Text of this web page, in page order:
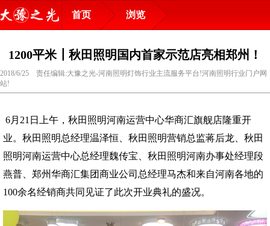
首页 浏览
1200平米┃秋田照明国内首家示范店亮相郑州！
2018/6/25 责任编辑:大豫之光-河南照明灯饰行业主流服务平台!河南照明行业门户网
站!
6月21日上午，秋田照明河南运营中心华商汇旗舰店隆重开
业。秋田照明总经理温泽恒、秋田照明营销总监蒋后龙、秋田
照明河南运营中心总经理魏传宝、秋田照明河南办事处经理段
燕普、郑州华商汇集团商业公司总经理马杰和来自河南各地的
100余名经销商共同见证了此次开业典礼的盛况。